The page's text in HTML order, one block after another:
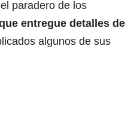
paradero de los
entregue detalles de
algunos de sus